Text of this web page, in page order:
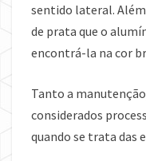
sentido lateral.
de prata que o
encontrá-la na cor
Tanto a
considerados
quando se trata das